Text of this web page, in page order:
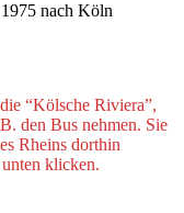
nach Köln
“Kölsche Riviera”,
den Bus nehmen. Sie
Rheins dorthin
klicken.